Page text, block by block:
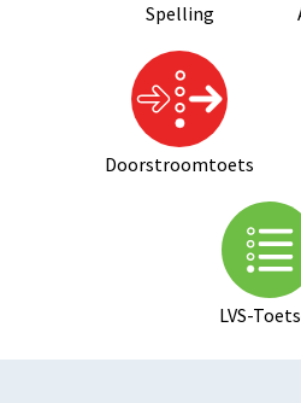
Spelling
Doorstroomtoets
LVS-